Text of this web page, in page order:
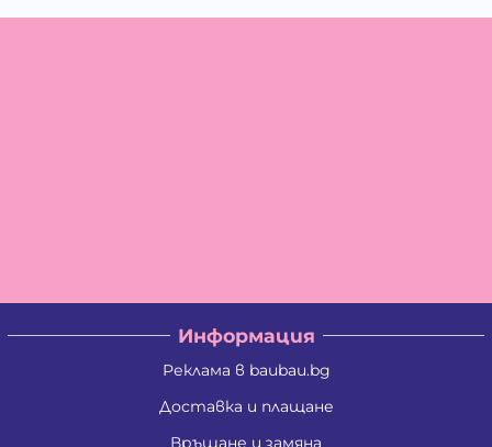
Информация
Реклама в baubau.bg
Доставка и плащане
Връщане и замяна